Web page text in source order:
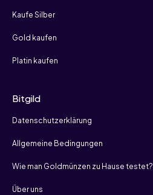
Kaufe Silber
Gold kaufen
Platin kaufen
Bitgild
Datenschutzerklärung
Allgemeine Bedingungen
Wie man Goldmünzen zu Hause testet?
Über uns